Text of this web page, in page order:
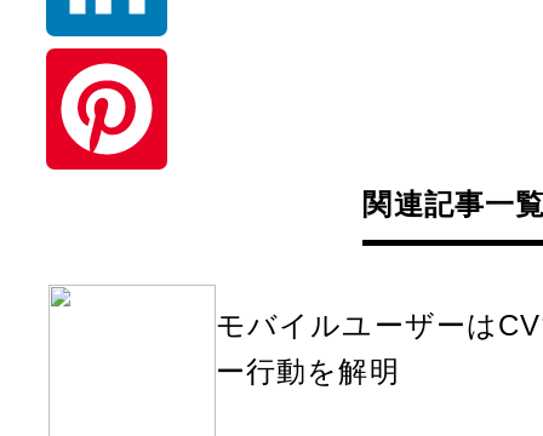
t
e
関連記事一
モバイルユーザーは
ー行動を解明